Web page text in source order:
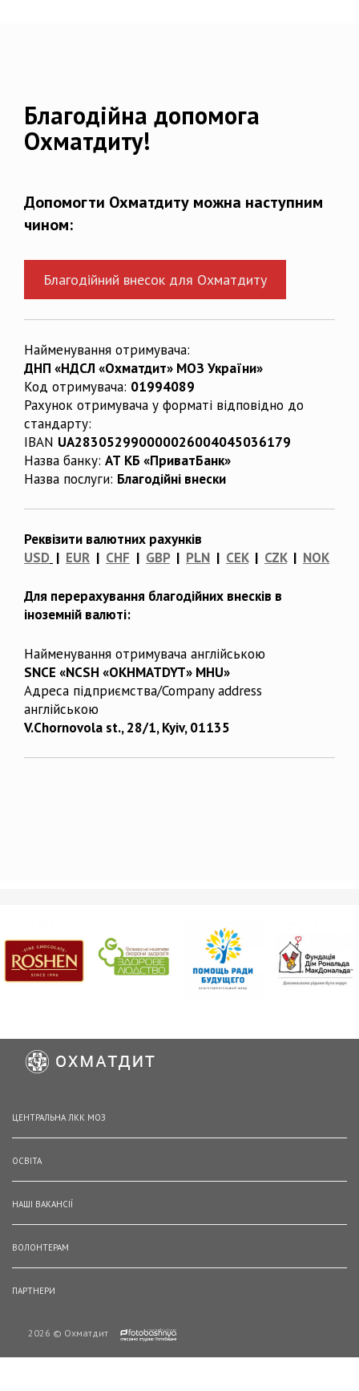
Благодійна допомога
Охматдиту!
Допомогти Охматдиту можна наступним
чином:
Благодійний внесок для Охматдиту
Найменування отримувача:
ДНП «НДСЛ «Охматдит» МОЗ України»
Код отримувача: 01994089
Рахунок отримувача у форматі відповідно до
стандарту:
IBAN UA283052990000026004045036179
Назва банку: АТ КБ «ПриватБанк»
Назва послуги: Благодійні внески
Реквізити валютних рахунків
USD | EUR | CHF | GBP| PLN | CEK| CZK| NOK
Для перерахування благодійних внесків в
іноземній валюті:
Найменування отримувача англійською
SNCE «NCSH «OKHMATDYT» MHU»
Адреса підприємства/Company address
англійською
V.Chornovola st., 28/1, Kyiv, 01135
ЦЕНТРАЛЬНА ЛКК МОЗ
ОСВІТА
НАШІ ВАКАНСІЇ
ВОЛОНТЕРАМ
ПАРТНЕРИ
2026 © Охматдит